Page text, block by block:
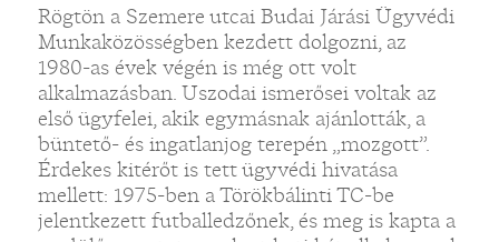
Rögtön a Szemere utcai Budai Járási Ügyvédi
Munkaközösségben kezdett dolgozni, az
1980-as évek végén is még ott volt
alkalmazásban. Uszodai ismerősei voltak az
első ügyfelei, akik egymásnak ajánlották, a
büntető- és ingatlanjog terepén „mozgott”.
Érdekes kitérőt is tett ügyvédi hivatása
mellett: 1975-ben a Törökbálinti TC-be
jelentkezett futballedzőnek, és meg is kapta a